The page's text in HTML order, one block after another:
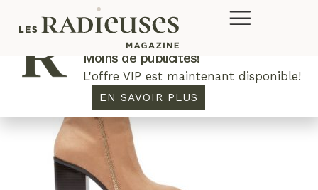
Plus de concours. Plus de rabais.
Moins de publicités!
L'offre VIP est maintenant disponible!
EN SAVOIR PLUS